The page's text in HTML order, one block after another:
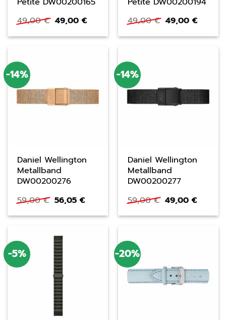
49,00€ Ursprünglicher
Preis
war:
49,00€Aktueller
ist:
49,00€ Ursprünglicher
Preis
war:
49,00€
ist:
-14%
Daniel Wellington
Metallband
DW00200276
59,00€ Ursprünglicher
Preis
war:
56,05€Aktueller
ist:
-14%
Daniel Wellington
Metallband
DW00200277
59,00€ Ursprünglicher
Preis
war:
49,00€
ist:
-5% -20%